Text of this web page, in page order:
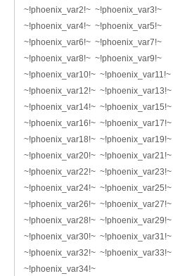
~!phoenix_var2!~ ~!phoenix_var3!~
~!phoenix_var4!~ ~!phoenix_var5!~
~!phoenix_var6!~ ~!phoenix_var7!~
~!phoenix_var8!~ ~!phoenix_var9!~
~!phoenix_var10!~ ~!phoenix_var11!~
~!phoenix_var12!~ ~!phoenix_var13!~
~!phoenix_var14!~ ~!phoenix_var15!~
~!phoenix_var16!~ ~!phoenix_var17!~
~!phoenix_var18!~ ~!phoenix_var19!~
~!phoenix_var20!~ ~!phoenix_var21!~
~!phoenix_var22!~ ~!phoenix_var23!~
~!phoenix_var24!~ ~!phoenix_var25!~
~!phoenix_var26!~ ~!phoenix_var27!~
~!phoenix_var28!~ ~!phoenix_var29!~
~!phoenix_var30!~ ~!phoenix_var31!~
~!phoenix_var32!~ ~!phoenix_var33!~
~!phoenix_var34!~